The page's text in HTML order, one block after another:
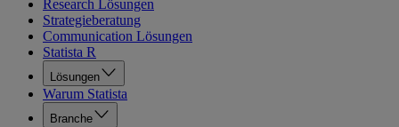
Research Lösungen
Strategieberatung
Communication Lösungen
Statista R
Lösungen
Warum Statista
Branche